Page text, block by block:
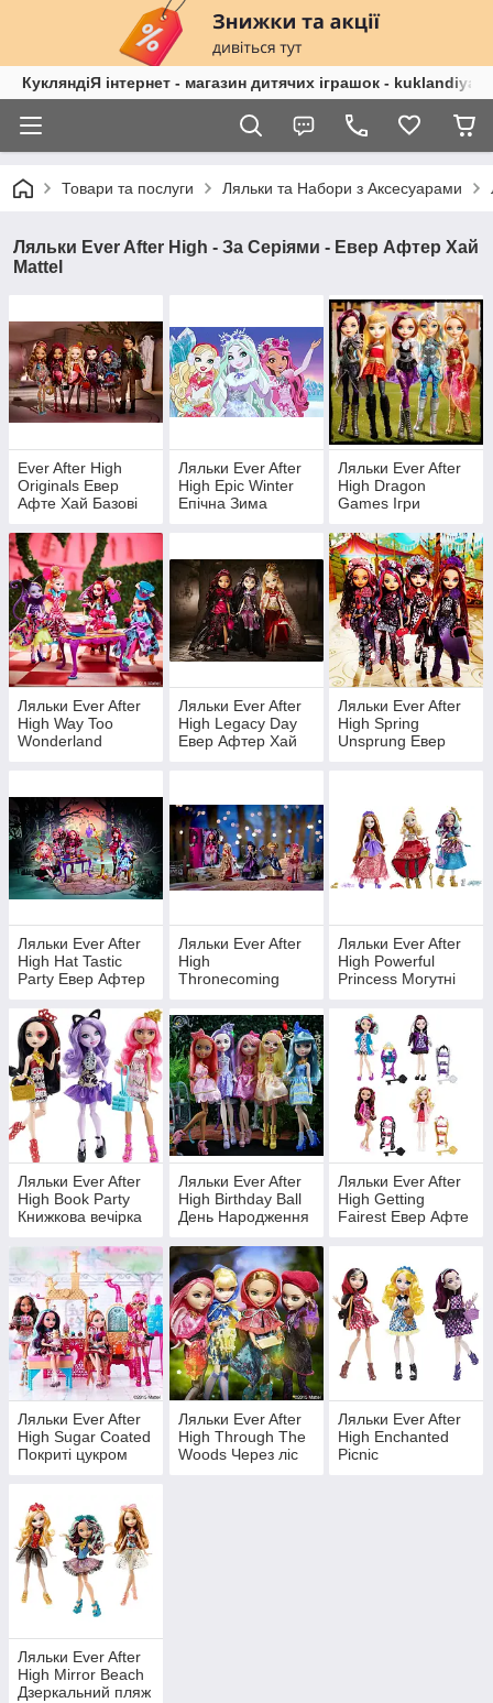
КукляндіЯ інтернет - магазин дитячих іграшок -
Товари та послуги Ляльки та Набори з Аксесуарами
Ляльки Ever After High - За Серіями - Евер Афтер Хай
Mattel
Ever After High
Originals Евер
Афте Хай Базові
Ляльки Ever After
High Epic Winter
Епічна Зима
Ляльки Ever After
High Dragon
Games Ігри
Ляльки Ever After
High Way Too
Wonderland
Ляльки Ever After
High Legacy Day
Евер Афтер Хай
Ляльки Ever After
High Spring
Unsprung Евер
Ляльки Ever After
High Hat Tastic
Party Евер Афтер
Ляльки Ever After
High
Thronecoming
Бал Коронації
Ляльки Ever After
High Powerful
Princess Могутні
Ляльки Ever After
High Book Party
Книжкова вечірка
Ляльки Ever After
High Birthday Ball
День Народження
Ляльки Ever After
High Getting
Fairest Евер Афте
Ляльки Ever After
High Sugar Coated
Покриті цукром
Ляльки Ever After
High Through The
Woods Через ліс
Ляльки Ever After
High Enchanted
Picnic
Ляльки Ever After
High Mirror Beach
Дзеркальний пляж